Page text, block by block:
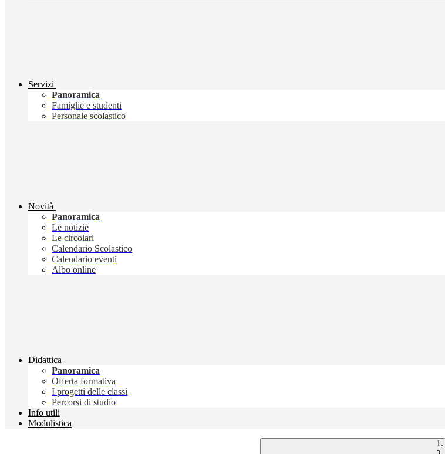
Servizi
Panoramica
Famiglie e studenti
Personale scolastico
Novità
Panoramica
Le notizie
Le circolari
Calendario Scolastico
Calendario eventi
Albo online
Didattica
Panoramica
Offerta formativa
I progetti delle classi
Percorsi di studio
Info utili
Modulistica